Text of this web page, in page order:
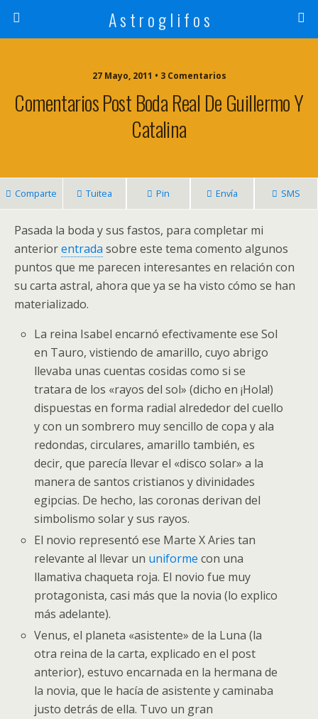
A s t r o g l i f o s
27 Mayo, 2011 • 3 Comentarios
Comentarios Post Boda Real De Guillermo Y
Catalina
Comparte Tuitea Pin Envía SMS
Pasada la boda y sus fastos, para completar mi
anteriorentrada sobre este tema comento algunos
puntos que me parecen interesantes en relación con
su carta astral, ahora que ya se ha visto cómo se han
materializado.
La reina Isabel encarnó efectivamente ese Sol
en Tauro, vistiendo de amarillo, cuyo abrigo
llevaba unas cuentas cosidas como si se
tratara de los «rayos del sol» (dicho en ¡Hola!)
dispuestas en forma radial alrededor del cuello
y con un sombrero muy sencillo de copa y ala
redondas, circulares, amarillo también, es
decir, que parecía llevar el «disco solar» a la
manera de santos cristianos y divinidades
egipcias. De hecho, las coronas derivan del
simbolismo solar y sus rayos.
El novio representó ese Marte X Aries tan
relevante al llevar un uniforme con una
llamativa chaqueta roja. El novio fue muy
protagonista, casi más que la novia (lo explico
más adelante).
Venus, el planeta «asistente» de la Luna (la
otra reina de la carta, explicado en el post
anterior), estuvo encarnada en la hermana de
la novia, que le hacía de asistente y caminaba
justo detrás de ella. Tuvo un gran